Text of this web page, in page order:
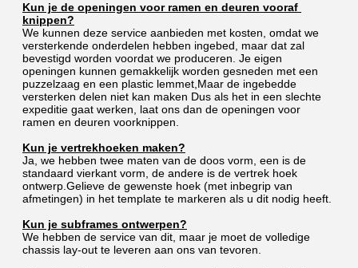
Kun je de openingen voor ramen en deuren vooraf
knippen?
We kunnen deze service aanbieden met kosten, omdat we
versterkende onderdelen hebben ingebed, maar dat zal
bevestigd worden voordat we produceren. Je eigen
openingen kunnen gemakkelijk worden gesneden met een
puzzelzaag en een plastic lemmet,Maar de ingebedde
versterken delen niet kan maken Dus als het in een slechte
expeditie gaat werken, laat ons dan de openingen voor
ramen en deuren voorknippen.
Kun je vertrekhoeken maken?
Ja, we hebben twee maten van de doos vorm, een is de
standaard vierkant vorm, de andere is de vertrek hoek
ontwerp.Gelieve de gewenste hoek (met inbegrip van
afmetingen) in het template te markeren als u dit nodig heeft.
Kun je subframes ontwerpen?
We hebben de service van dit, maar je moet de volledige
chassis lay-out te leveren aan ons van tevoren.